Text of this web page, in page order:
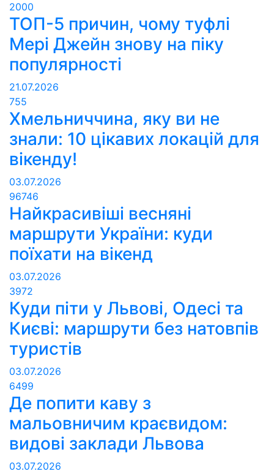
2000
ТОП-5 причин, чому туфлі
Мері Джейн знову на піку
популярності
21.07.2026
755
Хмельниччина, яку ви не
знали: 10 цікавих локацій для
вікенду!
03.07.2026
96746
Найкрасивіші весняні
маршрути України: куди
поїхати на вікенд
03.07.2026
3972
Куди піти у Львові, Одесі та
Києві: маршрути без натовпів
туристів
03.07.2026
6499
Де попити каву з
мальовничим краєвидом:
видові заклади Львова
03.07.2026